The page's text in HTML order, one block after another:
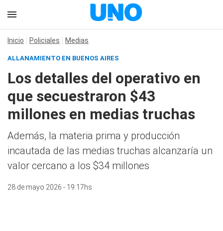
Inicio Policiales Medias
ALLANAMIENTO EN BUENOS AIRES
Los detalles del operativo en
que secuestraron $43
millones en medias truchas
Además, la materia prima y producción
incautada de las medias truchas alcanzaría un
valor cercano a los $34 millones
28 de mayo 2026 - 19:17hs